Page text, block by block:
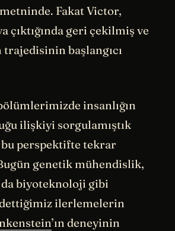
Fakat Victor,
çıktığında geri çekilmiş ve
trajedisinin başlangıcı
insanlığın
ilişkiyi sorgulamıştık
perspektifte tekrar
genetik mühendislik,
da biyoteknoloji gibi
ilerlemelerin
’ın deneyinin